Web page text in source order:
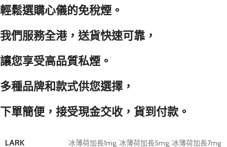
輕鬆選購心儀的免稅煙。
我們服務全港，送貨快速可靠，
讓您享受高品質私煙。
多種品牌和款式供您選擇，
下單簡便，接受現金交收，貨到付款。
LARK 冰薄荷加長1mg, 冰薄荷加長5mg, 冰薄荷加長7mg